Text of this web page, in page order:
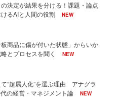
の決定が結果を分ける！課題・論点
るAIと人間の役割
NEW
商品に傷が付いた状態」からいか
とプロセスを聞く
NEW
“超属人化”を選ぶ理由 アナグラ
の経営・マネジメント論
NEW